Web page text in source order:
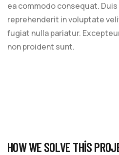
ea commodo consequat.
reprehenderit in voluptate
fugiat nulla pariatur.
non proident sunt.
HOW WE SOLVE THIS